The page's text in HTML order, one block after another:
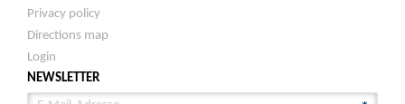
Privacy policy
Directions map
Login
NEWSLETTER